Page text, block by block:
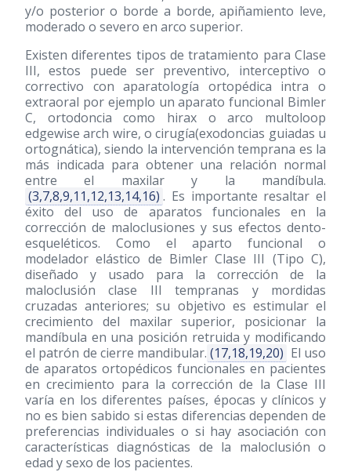
y/o posterior o borde a borde, apiñamiento leve,
moderado o severo en arco superior.
Existen diferentes tipos de tratamiento para Clase
III, estos puede ser preventivo, interceptivo o
correctivo con aparatología ortopédica intra o
extraoral por ejemplo un aparato funcional Bimler
C, ortodoncia como hirax o arco multoloop
edgewise arch wire, o cirugía(exodoncias guiadas u
ortognática), siendo la intervención temprana es la
más indicada para obtener una relación normal
entre el maxilar y la mandíbula.
(3,7,8,9,11,12,13,14,16) . Es importante resaltar el
éxito del uso de aparatos funcionales en la
corrección de maloclusiones y sus efectos dento-
esqueléticos. Como el aparto funcional o
modelador elástico de Bimler Clase III (Tipo C),
diseñado y usado para la corrección de la
maloclusión clase III tempranas y mordidas
cruzadas anteriores; su objetivo es estimular el
crecimiento del maxilar superior, posicionar la
mandíbula en una posición retruida y modificando
el patrón de cierre mandibular. (17,18,19,20) El uso
de aparatos ortopédicos funcionales en pacientes
en crecimiento para la corrección de la Clase III
varía en los diferentes países, épocas y clínicos y
no es bien sabido si estas diferencias dependen de
preferencias individuales o si hay asociación con
características diagnósticas de la maloclusión o
edad y sexo de los pacientes.